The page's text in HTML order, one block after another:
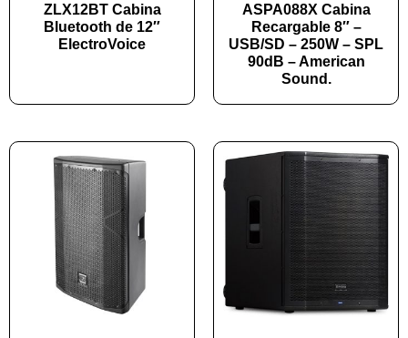
ZLX12BT Cabina
Bluetooth de 12″
ElectroVoice
ASPA088X Cabina
Recargable 8″ –
USB/SD – 250W – SPL
90dB – American
Sound.